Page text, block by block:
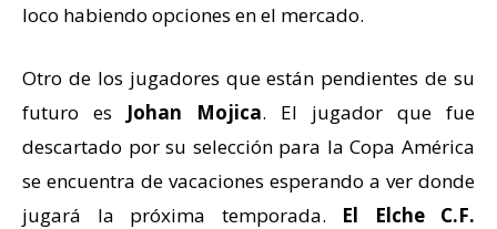
loco habiendo opciones en el mercado.
Otro de los jugadores que están pendientes de su
futuro es Johan Mojica. El jugador que fue
descartado por su selección para la Copa América
se encuentra de vacaciones esperando a ver donde
jugará la próxima temporada. El Elche C.F.